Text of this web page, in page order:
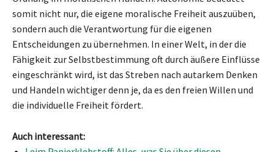
somit nicht nur, die eigene moralische Freiheit auszuüben,
sondern auch die Verantwortung für die eigenen
Entscheidungen zu übernehmen. In einer Welt, in der die
Fähigkeit zur Selbstbestimmung oft durch äußere Einflüsse
eingeschränkt wird, ist das Streben nach autarkem Denken
und Handeln wichtiger denn je, da es den freien Willen und
die individuelle Freiheit fördert.
Auch interessant: